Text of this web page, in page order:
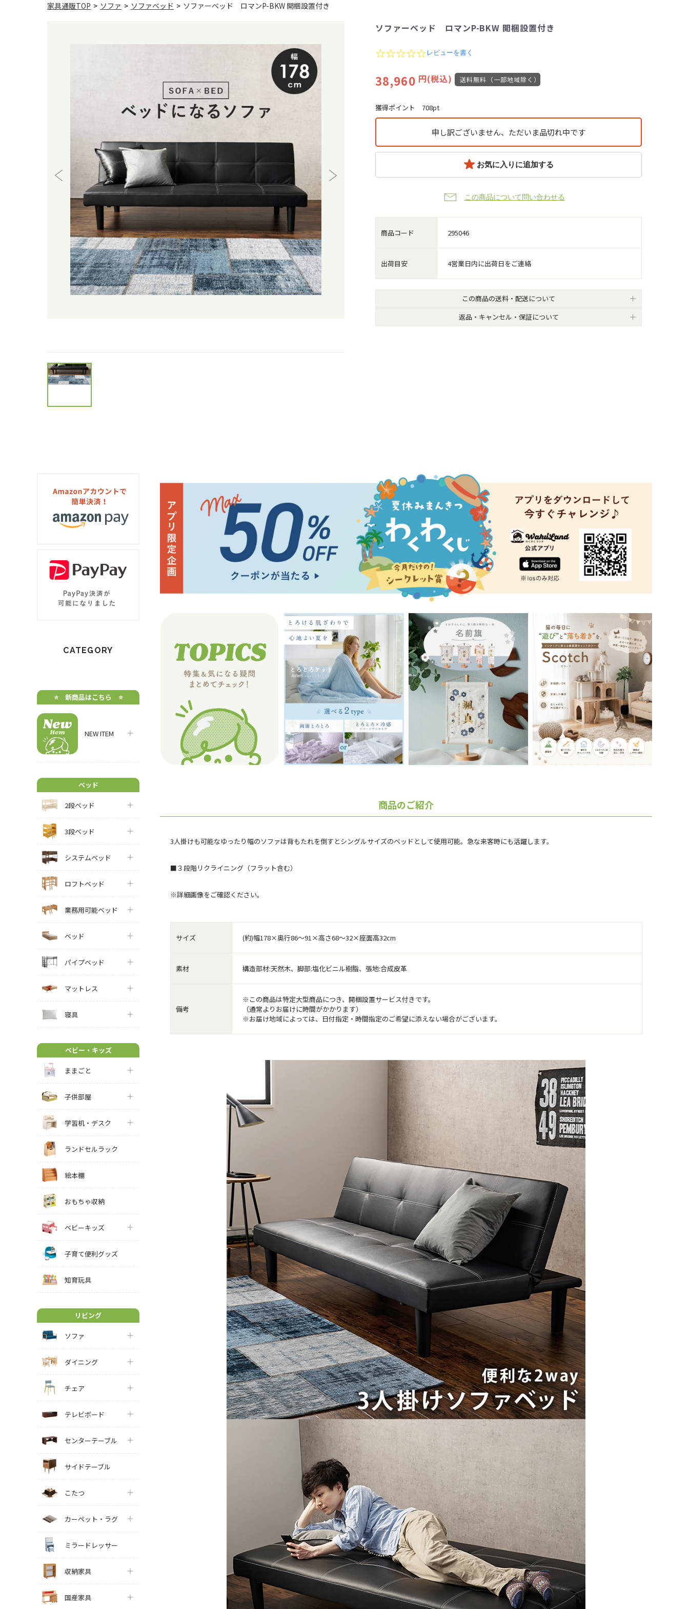
家具通販TOP > ソファ > ソファベッド > ソファーベッド ロマンP-BKW 開梱設置付き
ソファーベッド ロマンP-BKW 開梱設置付き
0
s
t
r
r
a
n
レビューを書く
38,960 円(税込) 送料無料（一部地域除く）
獲得ポイント 708pt
申し訳ございません、ただいま品切れ中です
お気に入りに追加する
この商品について問い合わせる
商品コード 295046
出荷目安 4営業日内に出荷日をご連絡
この商品の送料・配送について
返品・キャンセル・保証について
CATEGORY
⭐️ 新商品はこちら ⭐️
NEW ITEM
ベッド
2段ベッド
3段ベッド
システムベッド
ロフトベッド
業務用可能ベッド
ベッド
パイプベッド
マットレス
寝具
ベビー・キッズ
ままごと
子供部屋
学習机・デスク
ランドセルラック
絵本棚
おもちゃ収納
ベビーキッズ
子育て便利グッズ
知育玩具
リビング
ソファ
ダイニング
チェア
テレビボード
センターテーブル
サイドテーブル
こたつ
カーペット・ラグ
ミラードレッサー
収納家具
国産家具
商品のご紹介
3人掛けも可能なゆったり幅のソファは背もたれを倒すとシングルサイズのベッドとして使用可能。急な来客時にも活躍します。
■３段階リクライニング（フラット含む）
※詳細画像をご確認ください。
サイズ (約)幅178×奥行86～91×高さ68～32×座面高32cm
素材 構造部材:天然木、脚部:塩化ビニル樹脂、張地:合成皮革
備考
※この商品は特定大型商品につき、開梱設置サービス付きです。
（通常よりお届けに時間がかかります）
※お届け地域によっては、日付指定・時間指定のご希望に添えない場合がございます。